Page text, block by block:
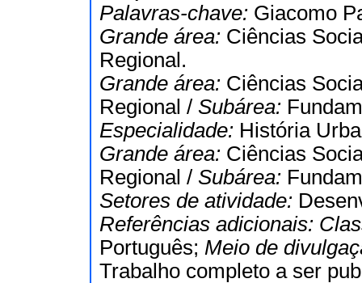
Palavras-chave: Giacomo
Grande área: Ciências
Regional.
Grande área: Ciências
Regional / Subárea:
Especialidade: História
Grande área: Ciências
Regional / Subárea:
Setores de atividade:
Referências adicionais:
Português; Meio de
Trabalho completo a ser